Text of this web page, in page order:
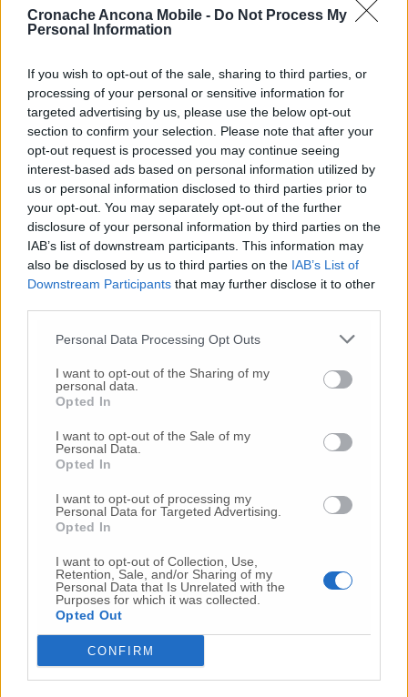
Cronache Ancona Mobile - Do Not Process My
Personal Information
If you wish to opt-out of the sale, sharing to third parties, or
processing of your personal or sensitive information for
targeted advertising by us, please use the below opt-out
section to confirm your selection. Please note that after your
opt-out request is processed you may continue seeing
interest-based ads based on personal information utilized by
us or personal information disclosed to third parties prior to
your opt-out. You may separately opt-out of the further
disclosure of your personal information by third parties on the
IAB’s list of downstream participants. This information may
also be disclosed by us to third parties on the IAB’s List of
Downstream Participants that may further disclose it to other
Personal Data Processing Opt Outs
I want to opt-out of the Sharing of my
personal data.
Opted In
I want to opt-out of the Sale of my
Personal Data.
Opted In
I want to opt-out of processing my
Personal Data for Targeted Advertising.
Opted In
I want to opt-out of Collection, Use,
Retention, Sale, and/or Sharing of my
Personal Data that Is Unrelated with the
Purposes for which it was collected.
Opted Out
CONFIRM
di Sala in Veneto, un’altra vertenza che vede
coinvolti circa 620 lavoratori. Sabato
Roncaglia, gli operai jesini incontreranno i
colleghi della Gkn di Firenze, per una
condivisione “sulle pratiche di lotta per la
difesa dell’occupazione contro le
delocalizzazioni”.
© RIPRODUZIONE RISERVATA
Vai alla home
Commenti
Nessun commento presente
Commenta l'articolo
Gli articoli più letti